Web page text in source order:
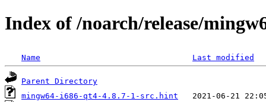
Index of /noarch/release/
Name Last modified
Parent Directory
mingw64-i686-qt4-4.8.7-1-src.hint